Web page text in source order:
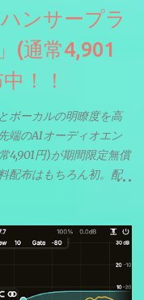
ンサープラ
(通常4,901
！！
ボーカルの明瞭度を高
端のAIオーディオエン
4,901円)が期間限定無償
配布はもちろん初。配